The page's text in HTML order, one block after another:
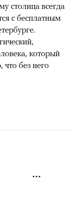
столица всегда
с бесплатным
который
что без него